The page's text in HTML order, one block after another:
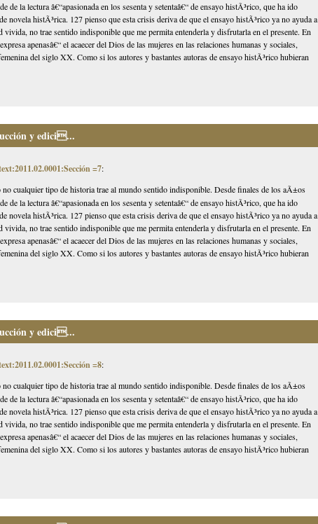
la lectura â€“apasionada en los sesenta y setentaâ€“ de ensayo histÃ³rico, que ha ido
novela histÃ³rica. 127 pienso que esta crisis deriva de que el ensayo histÃ³rico ya no ayuda a
no trae sentido indisponible que me permita entenderla y disfrutarla en el presente. En
apenasâ€“ el acaecer del Dios de las mujeres en las relaciones humanas y sociales,
del siglo XX. Como si los autores y bastantes autoras de ensayo histÃ³rico hubieran
y edici...
=7:
cualquier tipo de historia trae al mundo sentido indisponible. Desde finales de los aÃ±os
la lectura â€“apasionada en los sesenta y setentaâ€“ de ensayo histÃ³rico, que ha ido
novela histÃ³rica. 127 pienso que esta crisis deriva de que el ensayo histÃ³rico ya no ayuda a
no trae sentido indisponible que me permita entenderla y disfrutarla en el presente. En
apenasâ€“ el acaecer del Dios de las mujeres en las relaciones humanas y sociales,
del siglo XX. Como si los autores y bastantes autoras de ensayo histÃ³rico hubieran
y edici...
=8:
cualquier tipo de historia trae al mundo sentido indisponible. Desde finales de los aÃ±os
la lectura â€“apasionada en los sesenta y setentaâ€“ de ensayo histÃ³rico, que ha ido
novela histÃ³rica. 127 pienso que esta crisis deriva de que el ensayo histÃ³rico ya no ayuda a
no trae sentido indisponible que me permita entenderla y disfrutarla en el presente. En
apenasâ€“ el acaecer del Dios de las mujeres en las relaciones humanas y sociales,
del siglo XX. Como si los autores y bastantes autoras de ensayo histÃ³rico hubieran